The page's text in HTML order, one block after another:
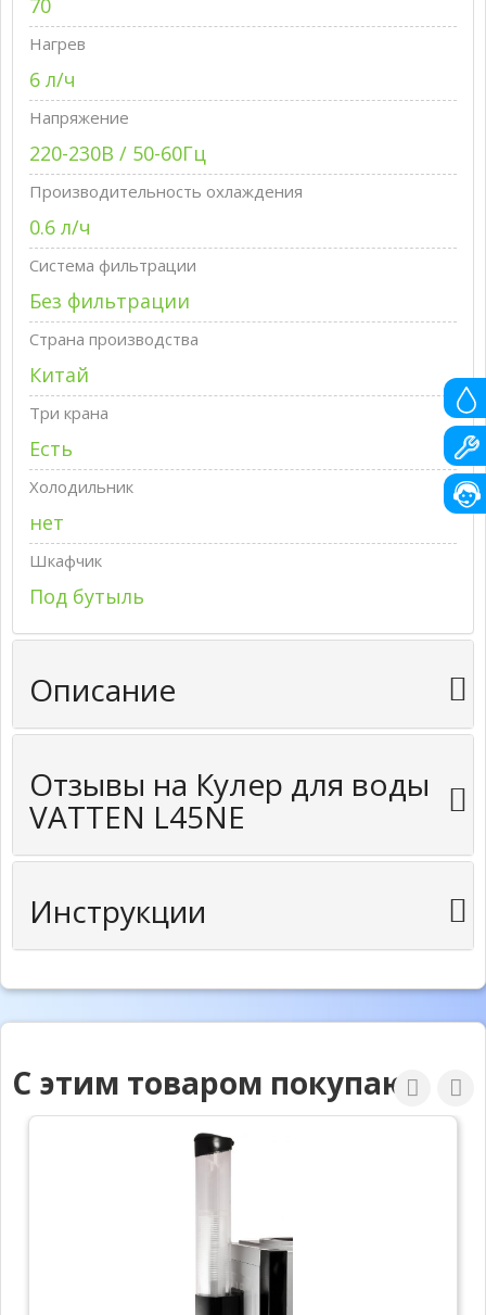
70
Нагрев
6 л/ч
Напряжение
220-230В / 50-60Гц
Производительность охлаждения
0.6 л/ч
Система фильтрации
Без фильтрации
Страна производства
Китай
Три крана
Есть
Холодильник
нет
Шкафчик
Под бутыль
Описание
Отзывы на Кулер для воды
VATTEN L45NE
Инструкции
С этим товаром покупают